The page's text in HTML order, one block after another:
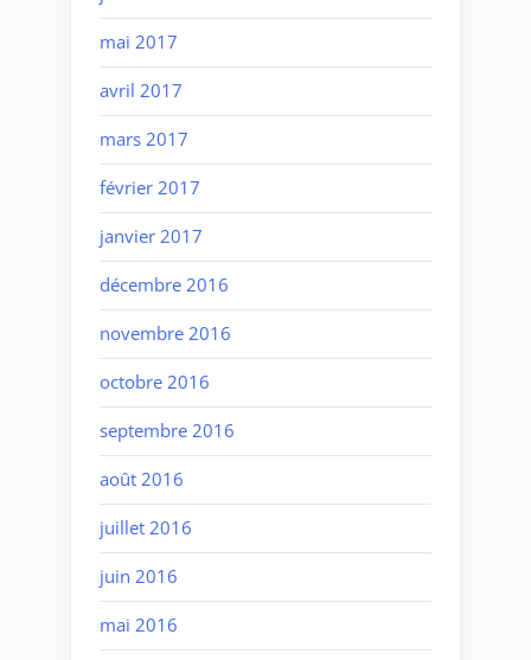
mai 2017
avril 2017
mars 2017
février 2017
janvier 2017
décembre 2016
novembre 2016
octobre 2016
septembre 2016
août 2016
juillet 2016
juin 2016
mai 2016